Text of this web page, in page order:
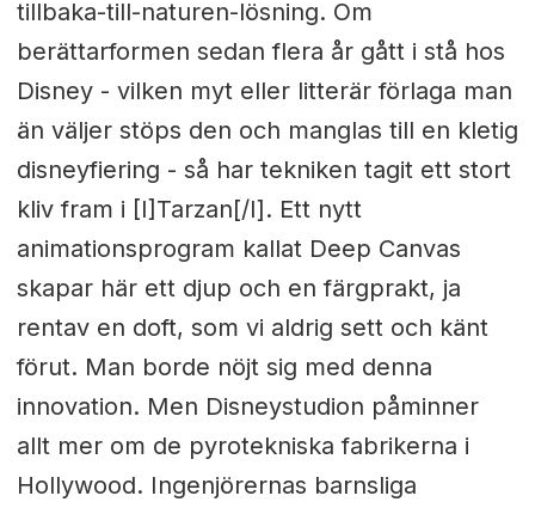
tillbaka-till-naturen-lösning. Om
berättarformen sedan flera år gått i stå hos
Disney - vilken myt eller litterär förlaga man
än väljer stöps den och manglas till en kletig
disneyfiering - så har tekniken tagit ett stort
kliv fram i [I]Tarzan[/I]. Ett nytt
animationsprogram kallat Deep Canvas
skapar här ett djup och en färgprakt, ja
rentav en doft, som vi aldrig sett och känt
förut. Man borde nöjt sig med denna
innovation. Men Disneystudion påminner
allt mer om de pyrotekniska fabrikerna i
Hollywood. Ingenjörernas barnsliga